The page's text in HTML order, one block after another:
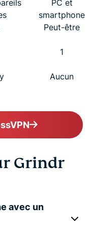
PC et
smartphone
Peut-être
1
Aucun
Grindr
avec un